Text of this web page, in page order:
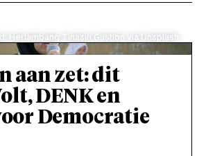
Herlambang Tinasih Gustion via Unsplash
aan zet: dit
DENK en
Democratie